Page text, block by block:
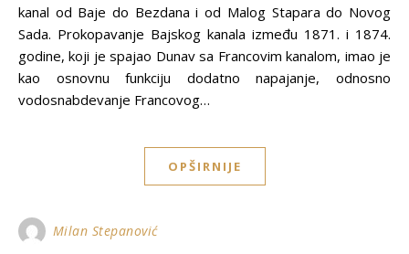
kanal od Baje do Bezdana i od Malog Stapara do Novog
Sada. Prokopavanje Bajskog kanala između 1871. i 1874.
godine, koji je spajao Dunav sa Francovim kanalom, imao je
kao osnovnu funkciju dodatno napajanje, odnosno
vodosnabdevanje Francovog…
OPŠIRNIJE
Milan Stepanović